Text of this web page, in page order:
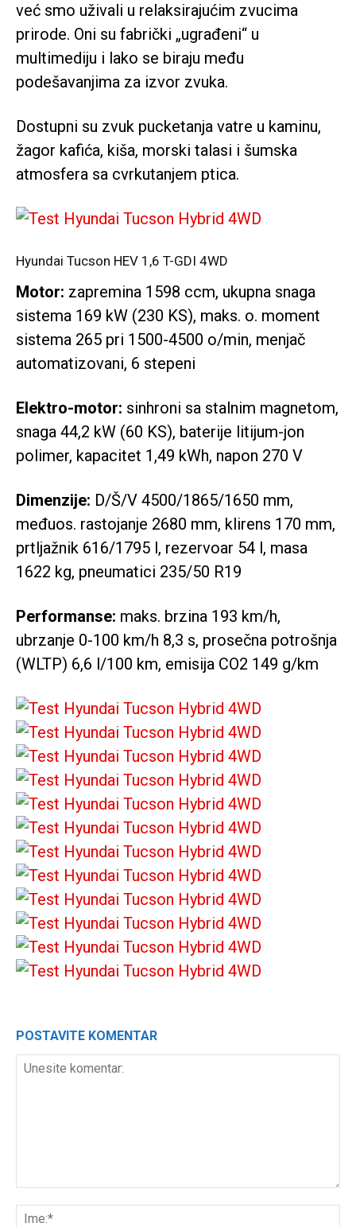
već smo uživali u relaksirajućim zvucima
prirode. Oni su fabrički „ugrađeni“ u
multimediju i lako se biraju među
podešavanjima za izvor zvuka.
Dostupni su zvuk pucketanja vatre u kaminu,
žagor kafića, kiša, morski talasi i šumska
atmosfera sa cvrkutanjem ptica.
Hyundai Tucson HEV 1,6 T-GDI 4WD
Motor: zapremina 1598 ccm, ukupna snaga
sistema 169 kW (230 KS), maks. o. moment
sistema 265 pri 1500-4500 o/min, menjač
automatizovani, 6 stepeni
Elektro-motor: sinhroni sa stalnim magnetom,
snaga 44,2 kW (60 KS), baterije litijum-jon
polimer, kapacitet 1,49 kWh, napon 270 V
Dimenzije: D/Š/V 4500/1865/1650 mm,
međuos. rastojanje 2680 mm, klirens 170 mm,
prtljažnik 616/1795 l, rezervoar 54 l, masa
1622 kg, pneumatici 235/50 R19
Performanse: maks. brzina 193 km/h,
ubrzanje 0-100 km/h 8,3 s, prosečna potrošnja
(WLTP) 6,6 l/100 km, emisija CO2 149 g/km
POSTAVITE KOMENTAR
komentar: